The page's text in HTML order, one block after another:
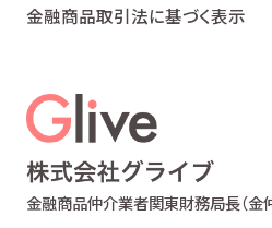
提携会社の金融商品の
供の妥当性を判断する
お客様ご本人であるこ
あることを確認するため
お客様に対し、お取引
金融商品仲介業者関東財務局長（金
金融商品取引法に基づく表示